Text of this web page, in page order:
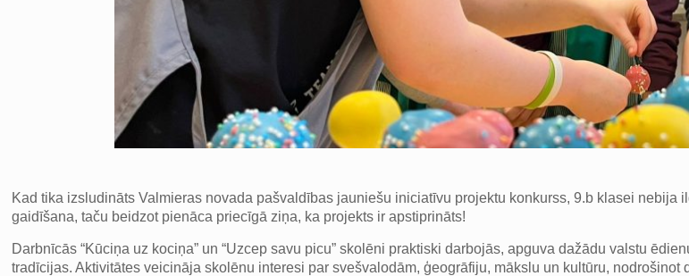
Kad tika izsludināts Valmieras novada pašvaldības jauniešu iniciatīvu projektu konkurss, 9.b klasei
gaidīšana, taču beidzot pienāca priecīgā ziņa, ka projekts ir apstiprināts!
Darbnīcās “Kūciņa uz kociņa” un “Uzcep savu picu” skolēni praktiski darbojās, apguva dažādu valstu
tradīcijas. Aktivitātes veicināja skolēnu interesi par svešvalodām, ģeogrāfiju, mākslu un kultūru, nodrošinot